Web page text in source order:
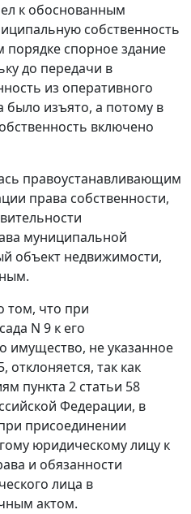
к обоснованным
собственность
порядке спорное здание
до передачи в
из оперативного
было изъято, а потому в
включено
правоустанавливающим
права собственности,
муниципальной
объект недвижимости,
том, что при
N 9 к его
имущество, не указанное
отклоняется, так как
пункта 2 статьи 58
Федерации, в
присоединении
юридическому лицу к
и обязанности
лица в
актом.